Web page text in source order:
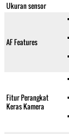
Ukuran sensor
AF Features
Fitur Perangkat
Keras Kamera